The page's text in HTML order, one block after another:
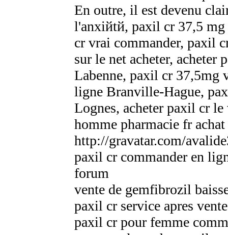
En outre, il est devenu
l'anxiйtй, paxil cr 37,5
cr vrai commander, paxil
sur le net acheter, acheter
Labenne, paxil cr 37,5mg
ligne Branville-Hague,
Lognes, acheter paxil cr le
homme pharmacie fr
http://gravatar.com/
paxil cr commander en
forum
vente de gemfibrozil
paxil cr service apres
paxil cr pour femme